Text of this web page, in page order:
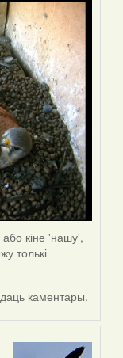
кіне 'нашу',
толькі
каментары.